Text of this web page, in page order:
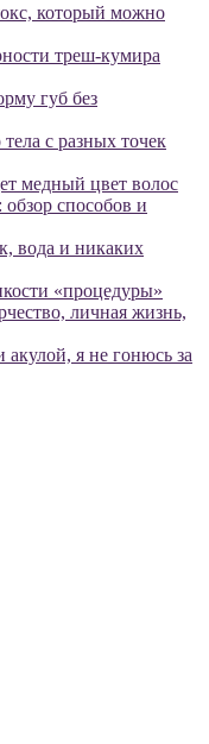
который можно
треш-кумира
губ без
с разных точек
медный цвет волос
способов и
вода и никаких
«процедуры»
личная жизнь,
я не гонюсь за